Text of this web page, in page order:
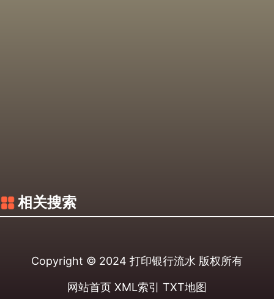
相关搜索
Copyright © 2024 打印银行流水 版权所有
网站首页 XML索引 TXT地图